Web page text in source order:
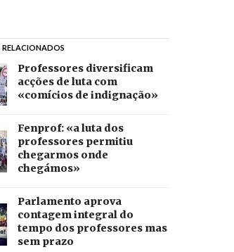
RELACIONADOS
Professores diversificam
acções de luta com
«comícios de indignação»
Fenprof: «a luta dos
professores permitiu
chegarmos onde
chegámos»
Parlamento aprova
contagem integral do
tempo dos professores mas
sem prazo